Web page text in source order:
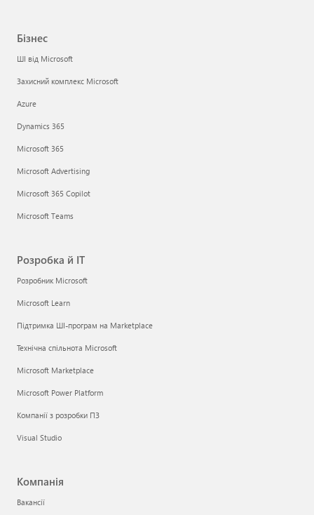
Бізнес
ШІ від Microsoft
Захисний комплекс Microsoft
Azure
Dynamics 365
Microsoft 365
Microsoft Advertising
Microsoft 365 Copilot
Microsoft Teams
Розробка й ІТ
Розробник Microsoft
Microsoft Learn
Підтримка ШІ-програм на Marketplace
Технічна спільнота Microsoft
Microsoft Marketplace
Microsoft Power Platform
Компанії з розробки ПЗ
Visual Studio
Компанія
Вакансії